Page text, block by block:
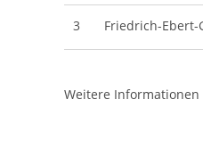
3 Friedrich-Ebert-
Weitere